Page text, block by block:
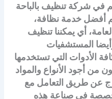
لكم في شركة تنظيف بالباحة
أفضل خدمة نظافة،
أي يمكننا تنظيف
المستشفيات
الأدوات التي تستخدمها
من أجود الأنواع والمواد
عن طريق التعامل مع
في صناعة هذه